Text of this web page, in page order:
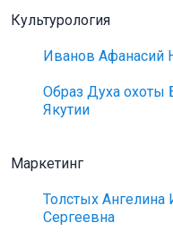
Культурология
Иванов Афанасий
Образ Духа охоты
Якутии
Маркетинг
Толстых Ангелина
Сергеевна